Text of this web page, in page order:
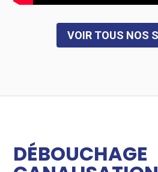
VOIR TOUS NOS
DÉBOUCHAGE